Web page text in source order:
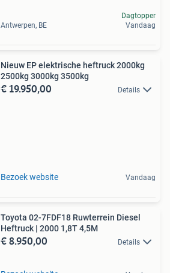
Antwerpen, BE
Dagtopper
Vandaag
Nieuw EP elektrische heftruck 2000kg
2500kg 3000kg 3500kg
€ 19.950,00 Details
Bezoek website Vandaag
Toyota 02-7FDF18 Ruwterrein Diesel
Heftruck | 2000 1,8T 4,5M
€ 8.950,00 Details